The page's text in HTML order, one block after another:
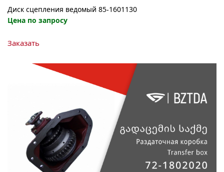
Диск сцепления ведомый 85-1601130
Цена по запросу
Заказать